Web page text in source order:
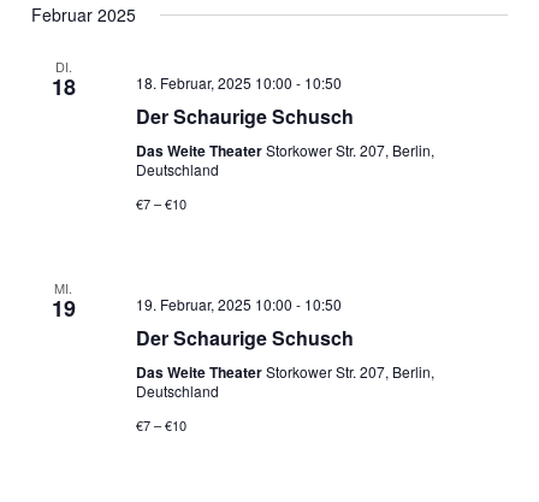
Februar 2025
DI.
18 18. Februar, 2025 10:00 - 10:50
Der Schaurige Schusch
Das Weite TheaterStorkower Str. 207, Berlin,
Deutschland
€7 – €10
MI.
19 19. Februar, 2025 10:00 - 10:50
Der Schaurige Schusch
Das Weite TheaterStorkower Str. 207, Berlin,
Deutschland
€7 – €10